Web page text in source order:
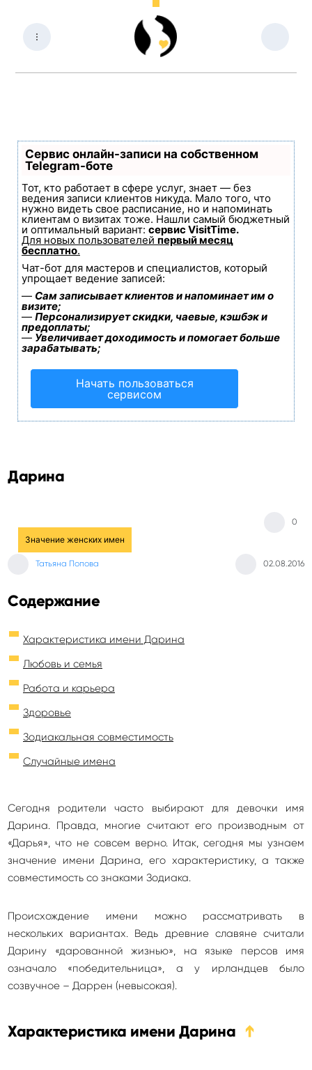
Сервис онлайн-записи на собственном
Telegram-боте
Тот, кто работает в сфере услуг, знает — без
ведения записи клиентов никуда. Мало того, что
нужно видеть свое расписание, но и напоминать
клиентам о визитах тоже. Нашли самый бюджетный
и оптимальный вариант: сервис VisitTime.
Для новых пользователей первый месяц
бесплатно.
Чат-бот для мастеров и специалистов, который
упрощает ведение записей:
— Сам записывает клиентов и напоминает им о
визите;
— Персонализирует скидки, чаевые, кэшбэк и
предоплаты;
— Увеличивает доходимость и помогает больше
зарабатывать;
Начать пользоваться
сервисом
Дарина
Значение женских имен
Татьяна Попова 02.08.2016
0
Содержание
Характеристика имени Дарина
Любовь и семья
Работа и карьера
Здоровье
Зодиакальная совместимость
Случайные имена
Сегодня родители часто выбирают для девочки имя
Дарина. Правда, многие считают его производным от
«Дарья», что не совсем верно. Итак, сегодня мы узнаем
значение имени Дарина, его характеристику, а также
совместимость со знаками Зодиака.
Происхождение имени можно рассматривать в
нескольких вариантах. Ведь древние славяне считали
Дарину «дарованной жизнью», на языке персов имя
означало «победительница», а у ирландцев было
созвучное – Даррен (невысокая).
Характеристика имени Дарина ➔